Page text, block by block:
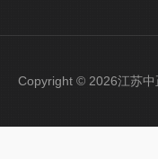
Copyright © 2026江苏